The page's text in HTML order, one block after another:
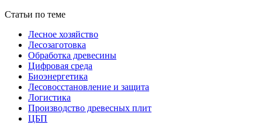
Статьи по теме
Лесное хозяйство
Лесозаготовка
Обработка древесины
Цифровая среда
Биоэнергетика
Лесовосстановление и защита
Логистика
Производство древесных плит
ЦБП